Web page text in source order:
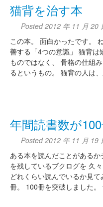
猫背を治す本
Posted2012 年 11 月 20
この本。 面白かったです。
善する「4つの意識」 猫背は
ものではなく、 骨格の仕組
るというもの。 猫背の人は
年間読書数が
Posted2012 年 11 月 19
ある本を読んだことがある
を残しているブクログを 久
どれくらい読んでいるか見
冊。 100冊を突破しました